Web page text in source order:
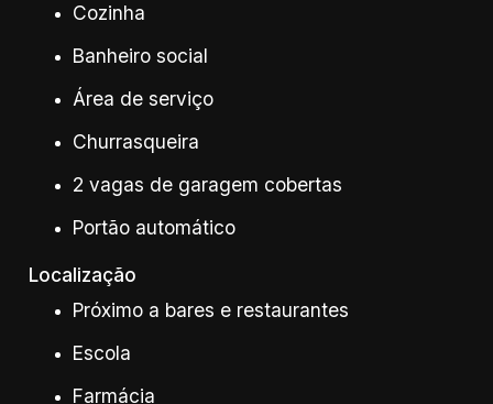
Cozinha
Banheiro social
Área de serviço
Churrasqueira
2 vagas de garagem cobertas
Portão automático
Localização
Próximo a bares e restaurantes
Escola
Farmácia